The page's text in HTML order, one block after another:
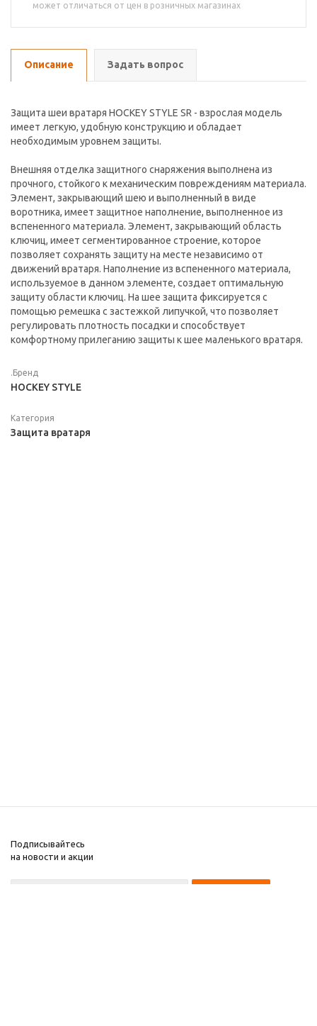
может отличаться от цен в розничных магазинах
Описание Задать вопрос
Защита шеи вратаря HOCKEY STYLE SR - взрослая модель
имеет легкую, удобную конструкцию и обладает
необходимым уровнем защиты.
Внешняя отделка защитного снаряжения выполнена из
прочного, стойкого к механическим повреждениям материала.
Элемент, закрывающий шею и выполненный в виде
воротника, имеет защитное наполнение, выполненное из
вспененного материала. Элемент, закрывающий область
ключиц, имеет сегментированное строение, которое
позволяет сохранять защиту на месте независимо от
движений вратаря. Наполнение из вспененного материала,
используемое в данном элементе, создает оптимальную
защиту области ключиц. На шее защита фиксируется с
помощью ремешка с застежкой липучкой, что позволяет
регулировать плотность посадки и способствует
комфортному прилеганию защиты к шее маленького вратаря.
.Бренд
HOCKEY STYLE
Категория
Защита вратаря
Подписывайтесь
на новости и акции